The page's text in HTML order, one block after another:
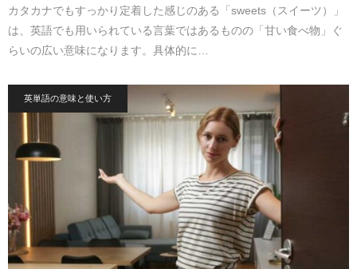
カタカナでもすっかり定着した感じのある「sweets（スイーツ）」
は、英語でも用いられている言葉ではあるものの「甘い食べ物」ぐ
らいの広い意味になります。具体的に…
英単語の意味と使い方